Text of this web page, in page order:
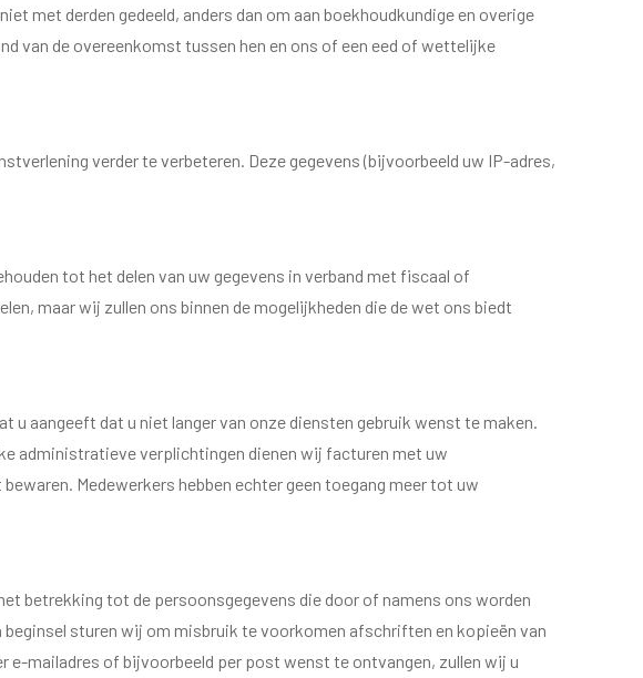
met derden gedeeld, anders dan om aan boekhoudkundige en overige
van de overeenkomst tussen hen en ons of een eed of wettelijke
verder te verbeteren. Deze gegevens (bijvoorbeeld uw IP-adres,
tot het delen van uw gegevens in verband met fiscaal of
maar wij zullen ons binnen de mogelijkheden die de wet ons biedt
aangeeft dat u niet langer van onze diensten gebruik wenst te maken.
administratieve verplichtingen dienen wij facturen met uw
Medewerkers hebben echter geen toegang meer tot uw
betrekking tot de persoonsgegevens die door of namens ons worden
sturen wij om misbruik te voorkomen afschriften en kopieën van
e-mailadres of bijvoorbeeld per post wenst te ontvangen, zullen wij u